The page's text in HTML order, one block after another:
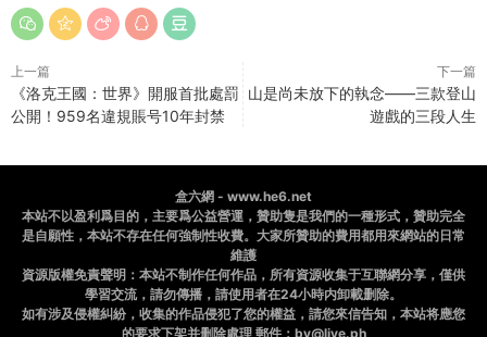
上一篇
《洛克王國：世界》開服首批處罰
公開！959名違規賬号10年封禁
下一篇
山是尚未放下的執念——三款登山
遊戲的三段人生
盒六網 - www.he6.net
本站不以盈利爲目的，主要爲公益營運，贊助隻是我們的一種形式，贊助完全
是自願性，本站不存在任何強制性收費。大家所贊助的費用都用來網站的日常
維護
資源版權免責聲明：本站不制作任何作品，所有資源收集于互聯網分享，僅供
學習交流，請勿傳播，請使用者在24小時内卸載删除。
如有涉及侵權糾紛，收集的作品侵犯了您的權益，請您來信告知，本站将應您
的要求下架并删除處理 郵件：bv@live.ph